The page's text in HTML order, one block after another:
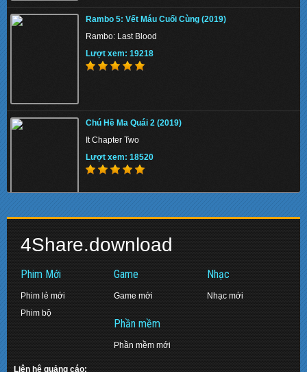
Thiên Nga Bóng Đêm S01 2022 - Eve
Lượt xem: 151313
Memory 2022 - Hồi Ức Sát Thủ
Lượt xem: 154804
Pinocchio 2022 - Cậu Bé Người Gỗ
Rambo 5: Vết Máu Cuối Cùng (2019)
Rambo: Last Blood
Lượt xem: 19218
Chú Hề Ma Quái 2 (2019)
It Chapter Two
Lượt xem: 18520
Avengers: Endgame
Diệp Vấn 2: Tôn Sư Truyền Kỳ (2010)
Ip Man 2: Legend of the Grandmaster
4Share.download
Phim Mới
Phim lẻ mới
Phim bộ
Game
Game mới
Phần mềm
Phần mềm mới
Nhạc
Nhạc mới
Liên hệ quảng cáo: